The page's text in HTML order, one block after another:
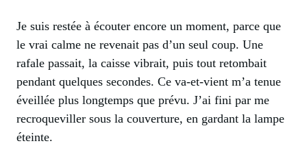
Je suis restée à écouter encore un moment, parce que
le vrai calme ne revenait pas d’un seul coup. Une
rafale passait, la caisse vibrait, puis tout retombait
pendant quelques secondes. Ce va-et-vient m’a tenue
éveillée plus longtemps que prévu. J’ai fini par me
recroqueviller sous la couverture, en gardant la lampe
éteinte.